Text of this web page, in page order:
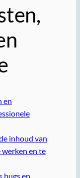
en
inhoud van
en te
bugs en